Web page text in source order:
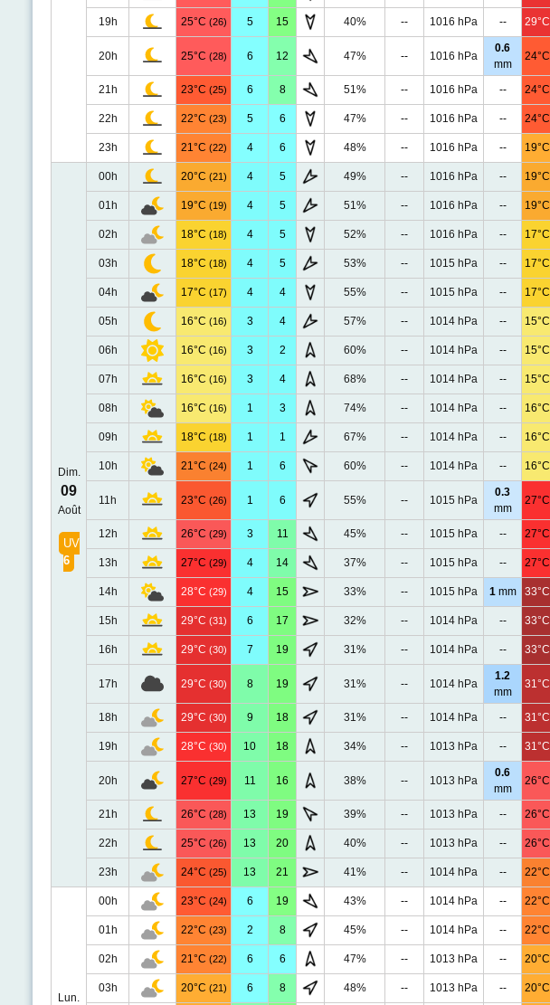
19h 25°C (26) 5 15 40% -- 1016 hPa -- 29°C
20h 25°C (28) 6 12 47% -- 1016 hPa
0.6
mm
24°C
21h 23°C (25) 6 8 51% -- 1016 hPa -- 24°C
22h 22°C (23) 5 6 47% -- 1016 hPa -- 24°C
23h 21°C (22) 4 6 48% -- 1016 hPa -- 19°C
Dim.
09
Août
UV
6
00h 20°C (21) 4 5 49% -- 1016 hPa -- 19°C
01h 19°C (19) 4 5 51% -- 1016 hPa -- 19°C
02h 18°C (18) 4 5 52% -- 1016 hPa -- 17°C
03h 18°C (18) 4 5 53% -- 1015 hPa -- 17°C
04h 17°C (17) 4 4 55% -- 1015 hPa -- 17°C
05h 16°C (16) 3 4 57% -- 1014 hPa -- 15°C
06h 16°C (16) 3 2 60% -- 1014 hPa -- 15°C
07h 16°C (16) 3 4 68% -- 1014 hPa -- 15°C
08h 16°C (16) 1 3 74% -- 1014 hPa -- 16°C
09h 18°C (18) 1 1 67% -- 1014 hPa -- 16°C
10h 21°C (24) 1 6 60% -- 1014 hPa -- 16°C
11h 23°C (26) 1 6 55% -- 1015 hPa
0.3
mm
27°C
12h 26°C (29) 3 11 45% -- 1015 hPa -- 27°C
13h 27°C (29) 4 14 37% -- 1015 hPa -- 27°C
14h 28°C (29) 4 15 33% -- 1015 hPa 1mm 33°C
15h 29°C (31) 6 17 32% -- 1014 hPa -- 33°C
16h 29°C (30) 7 19 31% -- 1014 hPa -- 33°C
17h 29°C (30) 8 19 31% -- 1014 hPa
1.2
mm
31°C
18h 29°C (30) 9 18 31% -- 1014 hPa -- 31°C
19h 28°C (30) 10 18 34% -- 1013 hPa -- 31°C
20h 27°C (29) 11 16 38% -- 1013 hPa
0.6
mm
26°C
21h 26°C (28) 13 19 39% -- 1013 hPa -- 26°C
22h 25°C (26) 13 20 40% -- 1013 hPa -- 26°C
23h 24°C (25) 13 21 41% -- 1014 hPa -- 22°C
Lun.
00h 23°C (24) 6 19 43% -- 1014 hPa -- 22°C
01h 22°C (23) 2 8 45% -- 1014 hPa -- 22°C
02h 21°C (22) 6 6 47% -- 1013 hPa -- 20°C
03h 20°C (21) 6 8 48% -- 1013 hPa -- 20°C